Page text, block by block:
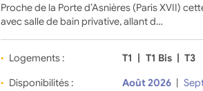
Proche de la Porte d’Asnières (Paris XVII)
avec salle de bain privative, allant d…
Logements : T1 | T1 Bis | T3
Disponibilités :
Août 2026 |